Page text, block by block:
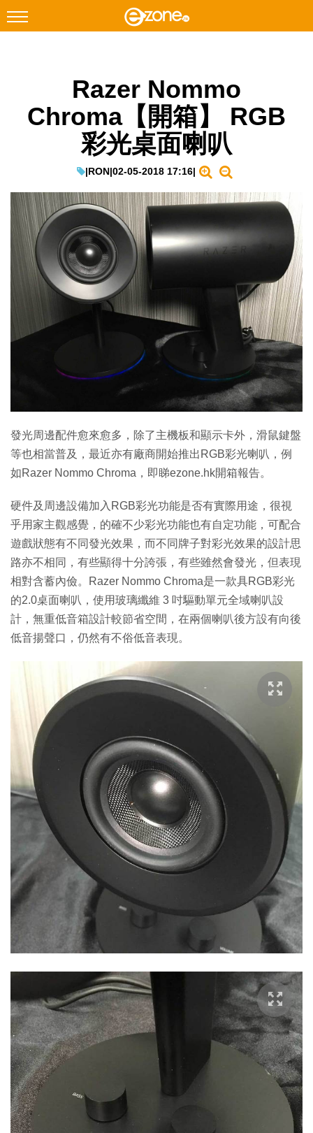
Instagram
科技焦點
教學評測
EduTech
IT Times
生成式AI與雲端應用
Enterprise Digital Transformation
Razer Nommo
Chroma【開箱】 RGB
彩光桌面喇叭
|RON|02-05-2018 17:16|
發光周邊配件愈來愈多，除了主機板和顯示卡外，滑鼠鍵盤
等也相當普及，最近亦有廠商開始推出RGB彩光喇叭，例
如Razer Nommo Chroma，即睇ezone.hk開箱報告。
硬件及周邊設備加入RGB彩光功能是否有實際用途，很視
乎用家主觀感覺，的確不少彩光功能也有自定功能，可配合
遊戲狀態有不同發光效果，而不同牌子對彩光效果的設計思
路亦不相同，有些顯得十分誇張，有些雖然會發光，但表現
相對含蓄內儉。Razer Nommo Chroma是一款具RGB彩光
的2.0桌面喇叭，使用玻璃纖維 3 吋驅動單元全域喇叭設
計，無重低音箱設計較節省空間，在兩個喇叭後方設有向後
低音揚聲口，仍然有不俗低音表現。